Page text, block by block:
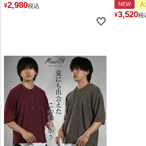
¥2,980税込 NEW
¥3,520税